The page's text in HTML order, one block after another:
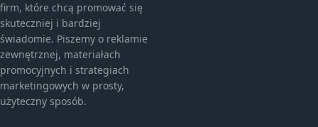
firm, które chcą promować się
skuteczniej i bardziej
świadomie. Piszemy o reklamie
zewnętrznej, materiałach
promocyjnych i strategiach
marketingowych w prosty,
użyteczny sposób.